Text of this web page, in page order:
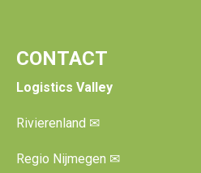
CONTACT
Logistics Valley
Rivierenland ✉
Regio Nijmegen ✉